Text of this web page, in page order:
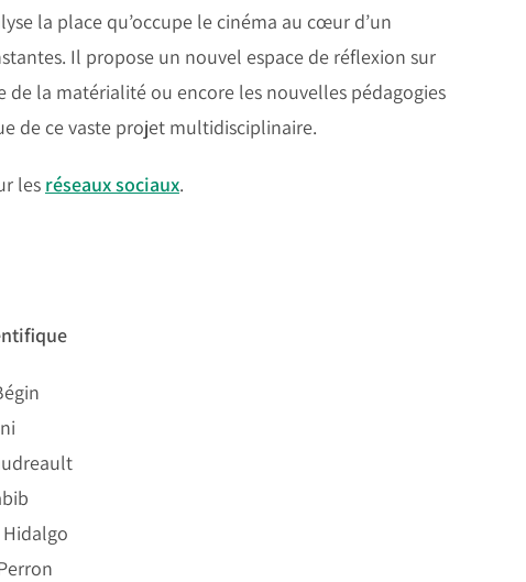
la place qu’occupe le cinéma au cœur d’un
Il propose un nouvel espace de réflexion sur
de la matérialité ou encore les nouvelles pédagogies
de ce vaste projet multidisciplinaire.
les réseaux sociaux.